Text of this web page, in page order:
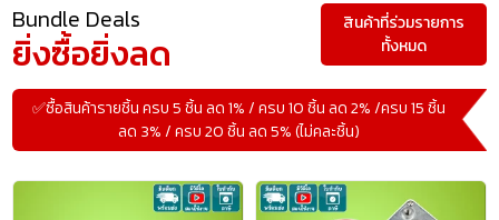
Bundle Deals
ยิ่งซื้อยิ่งลด
✅ซื้อสินค้ารายชิ้น ครบ 5 ชิ้น ลด 1% / ครบ 10 ชิ้น ลด 2% /ครบ 15 ชิ้น
ลด 3% / ครบ 20 ชิ้น ลด 5% (ไม่คละชิ้น)
สินค้าที่ร่วมรายการ
ทั้งหมด